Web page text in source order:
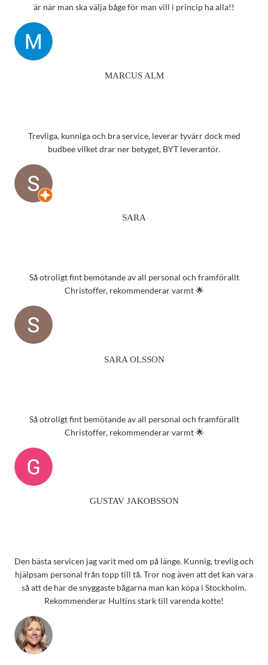
är när man ska välja båge för man vill i princip ha alla!!
MARCUS ALM
Trevliga, kunniga och bra service, leverar tyvärr dock med
budbee vilket drar ner betyget, BYT leverantör.
SARA
Så otroligt fint bemötande av all personal och framförallt
Christoffer, rekommenderar varmt 🌟
SARA OLSSON
Så otroligt fint bemötande av all personal och framförallt
Christoffer, rekommenderar varmt 🌟
GUSTAV JAKOBSSON
Den bästa servicen jag varit med om på länge. Kunnig, trevlig och
hjälpsam personal från topp till tå. Tror nog även att det kan vara
så att de har de snyggaste bågarna man kan köpa i Stockholm.
Rekommenderar Hultins stark till varenda kotte!